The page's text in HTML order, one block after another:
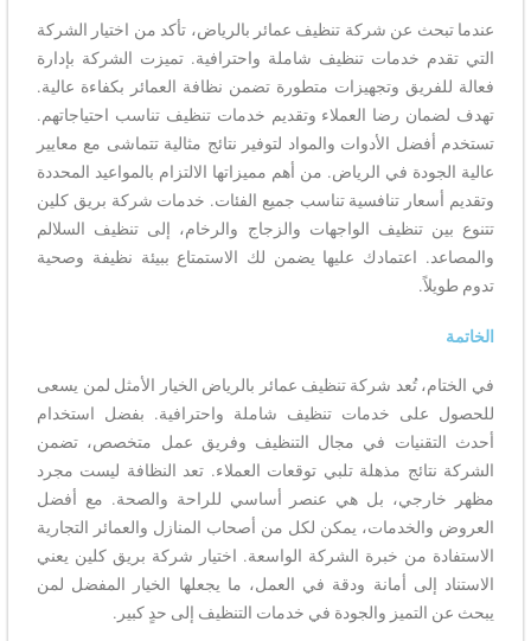
عندما تبحث عن شركة تنظيف عمائر بالرياض، تأكد من اختيار الشركة
التي تقدم خدمات تنظيف شاملة واحترافية. تميزت الشركة بإدارة
فعالة للفريق وتجهيزات متطورة تضمن نظافة العمائر بكفاءة عالية.
تهدف لضمان رضا العملاء وتقديم خدمات تنظيف تناسب احتياجاتهم.
تستخدم أفضل الأدوات والمواد لتوفير نتائج مثالية تتماشى مع معايير
عالية الجودة في الرياض. من أهم مميزاتها الالتزام بالمواعيد المحددة
وتقديم أسعار تنافسية تناسب جميع الفئات. خدمات شركة بريق كلين
تتنوع بين تنظيف الواجهات والزجاج والرخام، إلى تنظيف السلالم
والمصاعد. اعتمادك عليها يضمن لك الاستمتاع ببيئة نظيفة وصحية
تدوم طويلاً.
الخاتمة
في الختام، تُعد شركة تنظيف عمائر بالرياض الخيار الأمثل لمن يسعى
للحصول على خدمات تنظيف شاملة واحترافية. بفضل استخدام
أحدث التقنيات في مجال التنظيف وفريق عمل متخصص، تضمن
الشركة نتائج مذهلة تلبي توقعات العملاء. تعد النظافة ليست مجرد
مظهر خارجي، بل هي عنصر أساسي للراحة والصحة. مع أفضل
العروض والخدمات، يمكن لكل من أصحاب المنازل والعمائر التجارية
الاستفادة من خبرة الشركة الواسعة. اختيار شركة بريق كلين يعني
الاستناد إلى أمانة ودقة في العمل، ما يجعلها الخيار المفضل لمن
يبحث عن التميز والجودة في خدمات التنظيف إلى حدٍ كبير.